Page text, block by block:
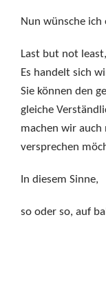
Nun wünsche ich
Last but not
Es handelt sich
Sie können den
gleiche
machen wir auch
versprechen
In diesem Sinne,
so oder so, auf